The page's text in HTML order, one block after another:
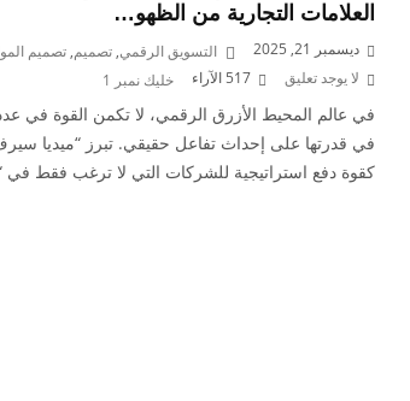
العلامات التجارية من الظهو…
ديسمبر 21, 2025 التسويق الرقمي, تصميم, تصميم
خليك نمبر 1
لا يوجد تعليق الآراء
في عالم المحيط الأزرق الرقمي، لا تكمن القوة في
كقوة دفع استراتيجية للشركات التي لا ترغب فقط في